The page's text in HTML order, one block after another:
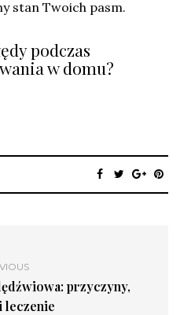
stan Twoich pasm.
podczas
w domu?
przyczyny,
leczenie